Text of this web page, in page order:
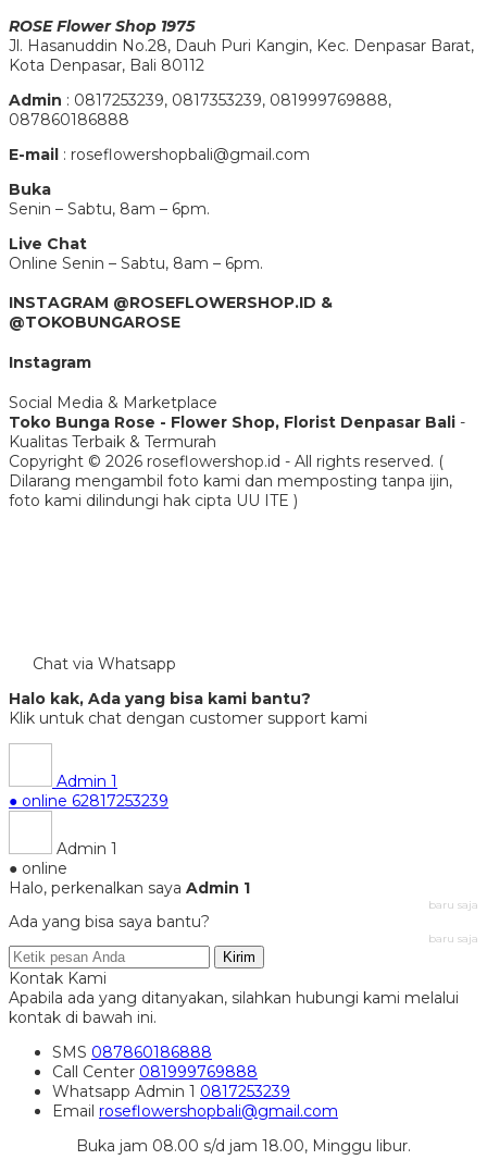
ROSE Flower Shop 1975
Jl. Hasanuddin No.28, Dauh Puri Kangin, Kec. Denpasar Barat,
Kota Denpasar, Bali 80112
Admin : 0817253239, 0817353239, 081999769888,
087860186888
E-mail : roseflowershopbali@gmail.com
Buka
Senin – Sabtu, 8am – 6pm.
Live Chat
Online Senin – Sabtu, 8am – 6pm.
INSTAGRAM @ROSEFLOWERSHOP.ID &
@TOKOBUNGAROSE
Instagram
Social Media & Marketplace
Toko Bunga Rose - Flower Shop, Florist Denpasar Bali -
Kualitas Terbaik & Termurah
Copyright © 2026 roseflowershop.id - All rights reserved. (
Dilarang mengambil foto kami dan memposting tanpa ijin,
foto kami dilindungi hak cipta UU ITE )
Chat via Whatsapp
Halo kak, Ada yang bisa kami bantu?
Klik untuk chat dengan customer support kami
Admin 1
● online 62817253239
Admin 1
● online
Halo, perkenalkan saya Admin 1
baru saja
Ada yang bisa saya bantu?
baru saja
Kirim
Kontak Kami
Apabila ada yang ditanyakan, silahkan hubungi kami melalui
kontak di bawah ini.
SMS 087860186888
Call Center 081999769888
Whatsapp Admin 1 0817253239
Email roseflowershopbali@gmail.com
Buka jam 08.00 s/d jam 18.00, Minggu libur.